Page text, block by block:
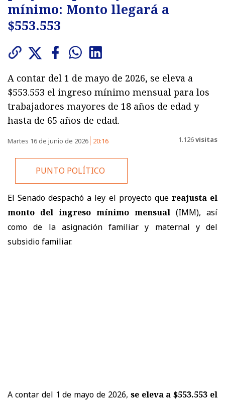
mínimo: Monto llegará a
$553.553
A contar del 1 de mayo de 2026, se eleva a
$553.553 el ingreso mínimo mensual para los
trabajadores mayores de 18 años de edad y
hasta de 65 años de edad.
Martes 16 de junio de 2026 20:16 1.126visitas
PUNTO POLÍTICO
El Senado despachó a ley el proyecto que reajusta el
monto del ingreso mínimo mensual (IMM), así
como de la asignación familiar y maternal y del
subsidio familiar.
A contar del 1 de mayo de 2026, se eleva a $553.553 el